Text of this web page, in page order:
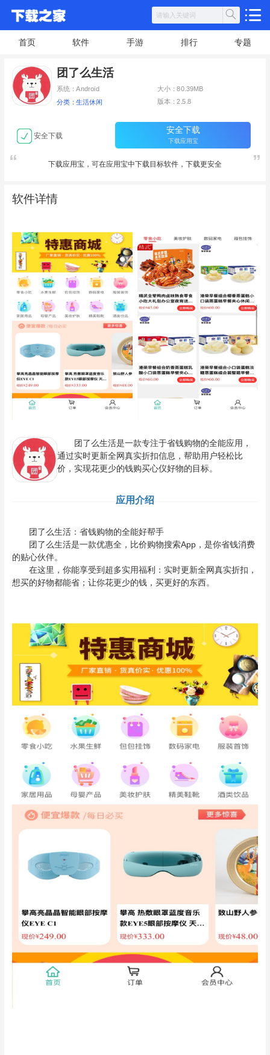
首页 软件 手游 排行 专题
团了么生活
系统：Android 大小：80.39MB
分类：生活休闲 版本：2.5.8
安全下载
安全下载
下载应用宝
下载应用宝，可在应用宝中下载目标软件，下载更安全
软件详情
团了么生活是一款专注于省钱购物的全能应用，
通过实时更新全网真实折扣信息，帮助用户轻松比
价，实现花更少的钱购买心仪好物的目标。
应用介绍
团了么生活：省钱购物的全能好帮手
团了么生活是一款优惠全，比价购物搜索App，是你省钱消费
的贴心伙伴。
在这里，你能享受到超多实用福利：实时更新全网真实折扣，
想买的好物都能省；让你花更少的钱，买更好的东西。